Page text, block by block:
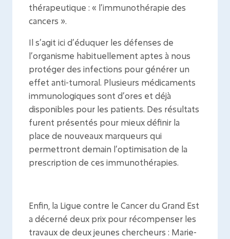
thérapeutique : « l’immunothérapie des
cancers ».
Il s’agit ici d’éduquer les défenses de
l’organisme habituellement aptes à nous
protéger des infections pour générer un
effet anti-tumoral. Plusieurs médicaments
immunologiques sont d’ores et déjà
disponibles pour les patients. Des résultats
furent présentés pour mieux définir la
place de nouveaux marqueurs qui
permettront demain l’optimisation de la
prescription de ces immunothérapies.
Enfin, la Ligue contre le Cancer du Grand Est
a décerné deux prix pour récompenser les
travaux de deux jeunes chercheurs : Marie-